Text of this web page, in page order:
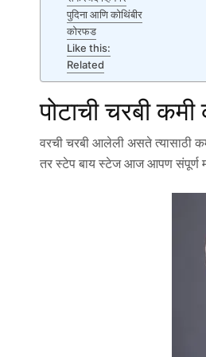
पुदिना आणि कोथिंबीर
कोरफड
Like this:
Related
पोटाची चरबी
वरची चरबी आलेली असते त्यासाठी
तर स्टेप बाय स्टेज आज आपण संपूर्ण